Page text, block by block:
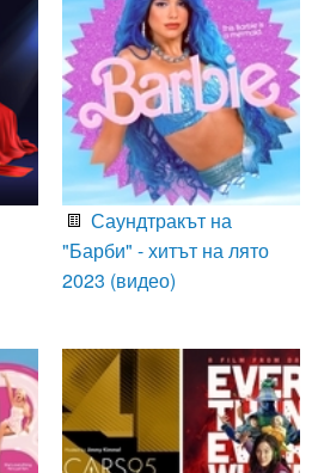
Саундтракът на
"Барби" - хитът на лято
2023 (видео)